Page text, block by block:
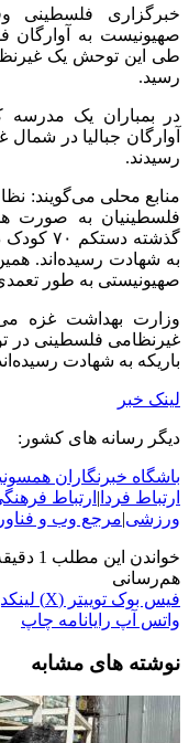
خبرگزاری فلسطینی
صهیونیست به آوارگان
طی این توحش یک
رسید.
در بمباران یک مدرسه
رسیدند.
منابع محلی می‌گویند:
گذشته
به شهادت رسیده‌اند.
صهیونیستی به طور
غیرنظامی فلسطینی در
باریکه به شهادت
لینک خبر
دیگر رسانه های کشور:
باشگاه خبرنگاران
ارتباط فردا | ارتباط
ورزشی|مرجع وب و
خواندن این مطلب 1 دقیقه زمان میبرد
هم‌رسانی
فیس بوک توییتر (X)
واتس آپ رایانامه چاپ
نوشته های مشابه